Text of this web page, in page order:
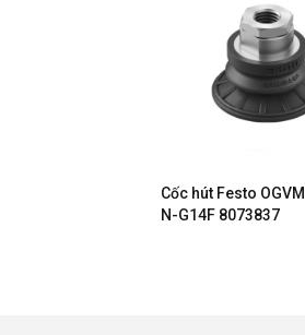
Cốc hút Festo
N-G14F 8073837